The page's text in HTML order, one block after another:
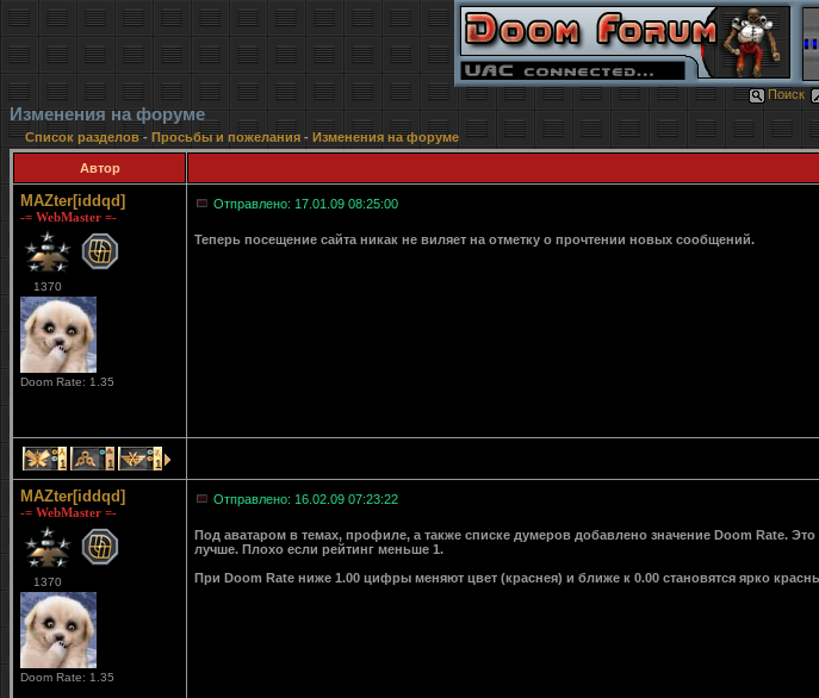
Поиск
Изменения на форуме
Список разделов- Просьбы и пожелания - Изменения на форуме
Автор
MAZter[iddqd]
-= WebMaster =-
1370
Doom Rate: 1.35
Отправлено: 17.01.09 08:25:00
Теперь посещение сайта никак не виляет на отметку о прочтении новых сообщений.
1 1 1
MAZter[iddqd]
-= WebMaster =-
1370
Doom Rate: 1.35
Отправлено: 16.02.09 07:23:22
Под аватаром в темах, профиле, а также списке думеров добавлено значение Doom Rate.
лучше. Плохо если рейтинг меньше 1.
При Doom Rate ниже 1.00 цифры меняют цвет (краснея) и ближе к 0.00 становятся ярко